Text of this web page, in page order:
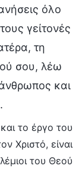
όλο
γείτονές
τη
σου, λέω
και
το έργο του
Χριστό, είναι
του Θεού